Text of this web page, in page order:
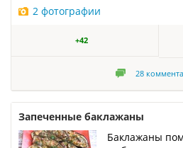
2 фотографии
+42
28
Запеченные баклажаны
Баклажаны